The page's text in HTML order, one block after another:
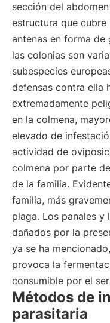
sección del
estructura que
antenas en forma de
las colonias son
subespecies
defensas contra ella
extremadamente
en la colmena,
elevado de
actividad de
colmena por parte
de la familia.
familia, más
plaga. Los panales
dañados por la
ya se ha
provoca la
consumible por el
Métodos de
parasitaria